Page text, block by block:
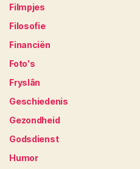
Filmpjes
Filosofie
Financiën
Foto's
Fryslân
Geschiedenis
Gezondheid
Godsdienst
Humor